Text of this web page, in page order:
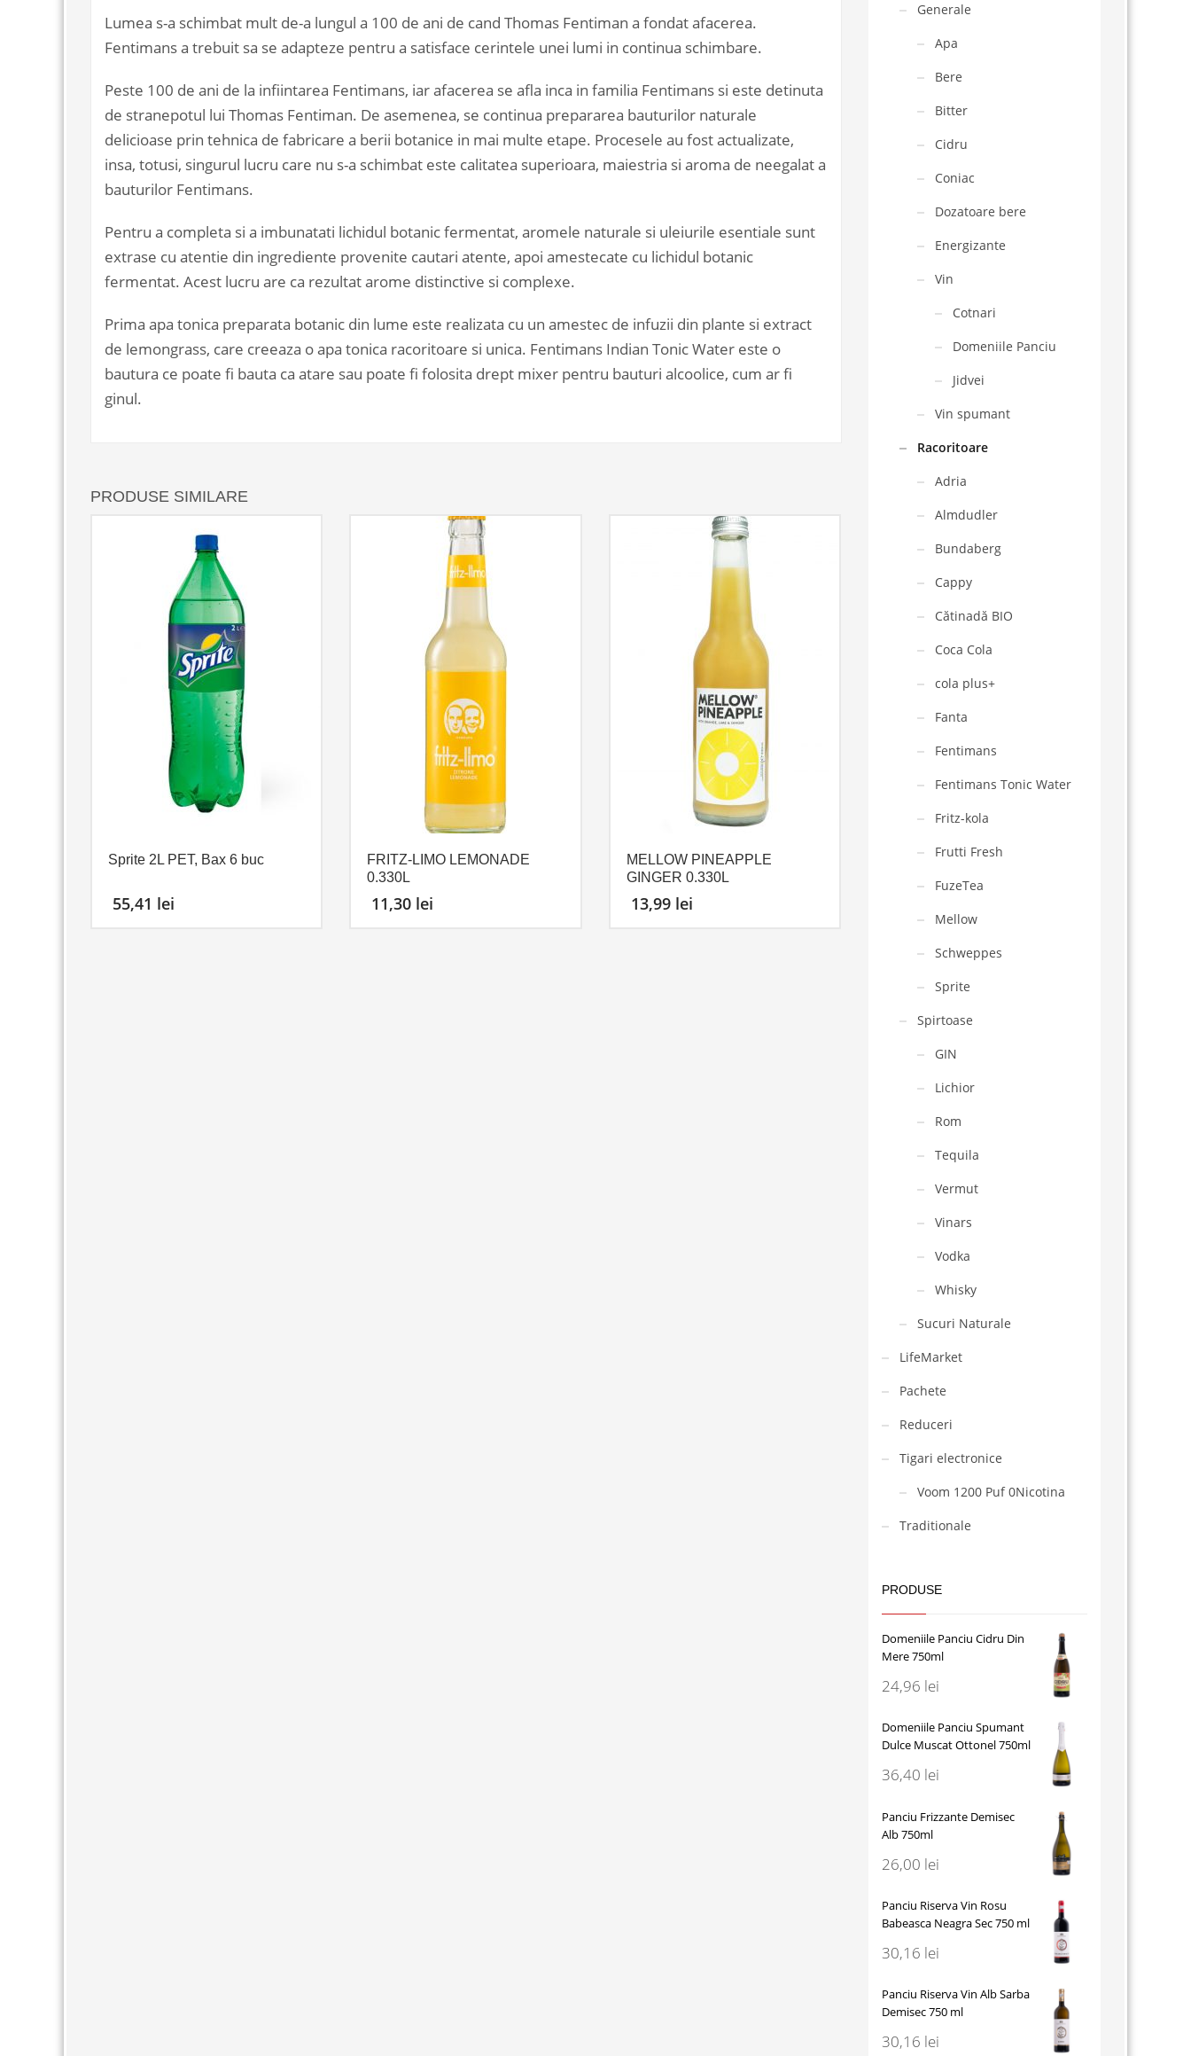
Lumea s-a schimbat mult de-a lungul a 100 de ani de cand Thomas Fentiman a fondat afacerea.
Fentimans a trebuit sa se adapteze pentru a satisface cerintele unei lumi in continua schimbare.
Peste 100 de ani de la infiintarea Fentimans, iar afacerea se afla inca in familia Fentimans si este detinuta
de stranepotul lui Thomas Fentiman. De asemenea, se continua prepararea bauturilor naturale
delicioase prin tehnica de fabricare a berii botanice in mai multe etape. Procesele au fost actualizate,
insa, totusi, singurul lucru care nu s-a schimbat este calitatea superioara, maiestria si aroma de neegalat a
bauturilor Fentimans.
Pentru a completa si a imbunatati lichidul botanic fermentat, aromele naturale si uleiurile esentiale sunt
extrase cu atentie din ingrediente provenite cautari atente, apoi amestecate cu lichidul botanic
fermentat. Acest lucru are ca rezultat arome distinctive si complexe.
Prima apa tonica preparata botanic din lume este realizata cu un amestec de infuzii din plante si extract
de lemongrass, care creeaza o apa tonica racoritoare si unica. Fentimans Indian Tonic Water este o
bautura ce poate fi bauta ca atare sau poate fi folosita drept mixer pentru bauturi alcoolice, cum ar fi
ginul.
PRODUSE SIMILARE
Sprite 2L PET, Bax 6 buc
55,41 lei
FRITZ-LIMO LEMONADE
0.330L
11,30 lei
MELLOW PINEAPPLE
GINGER 0.330L
13,99 lei
Generale
Apa
Bere
Bitter
Cidru
Coniac
Dozatoare bere
Energizante
Vin
Cotnari
Domeniile Panciu
Jidvei
Vin spumant
Racoritoare
Adria
Almdudler
Bundaberg
Cappy
Cătinadă BIO
Coca Cola
cola plus+
Fanta
Fentimans
Fentimans Tonic Water
Fritz-kola
Frutti Fresh
FuzeTea
Mellow
Schweppes
Sprite
Spirtoase
GIN
Lichior
Rom
Tequila
Vermut
Vinars
Vodka
Whisky
Sucuri Naturale
LifeMarket
Pachete
Reduceri
Tigari electronice
Voom 1200 Puf 0Nicotina
Traditionale
PRODUSE
Domeniile Panciu Cidru Din
Mere 750ml
24,96 lei
Domeniile Panciu Spumant
Dulce Muscat Ottonel 750ml
36,40 lei
Panciu Frizzante Demisec
Alb 750ml
26,00 lei
Panciu Riserva Vin Rosu
Babeasca Neagra Sec 750 ml
30,16 lei
Panciu Riserva Vin Alb Sarba
Demisec 750 ml
30,16 lei